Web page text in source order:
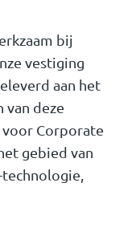
bij
vestiging
aan het
van deze
Corporate
gebied van